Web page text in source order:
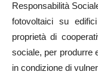
Responsabilità
fotovoltaici su
proprietà di
sociale, per produrre
in condizione di